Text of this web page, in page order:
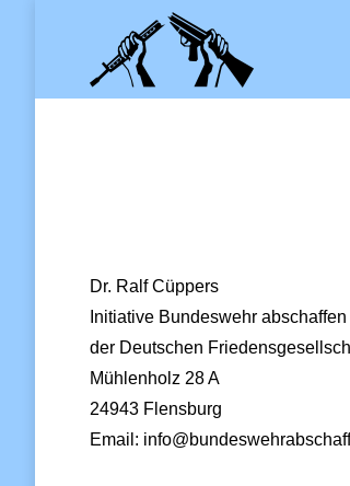
Dr. Ralf Cüppers
Initiative Bundeswehr abschaffen
der Deutschen
Mühlenholz 28 A
24943 Flensburg
Email: